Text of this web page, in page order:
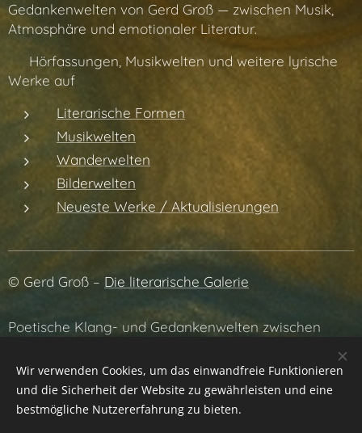
Gedankenwelten von Gerd Groß — zwischen Musik,
Atmosphäre und emotionaler Literatur.
👉 Hörfassungen, Musikwelten und weitere lyrische
Werke auf
Literarische Formen
Musikwelten
Wanderwelten
Bilderwelten
Neueste Werke / Aktualisierungen
© Gerd Groß – Die literarische Galerie
Poetische Klang- und Gedankenwelten zwischen
Wir verwenden Cookies, um das einwandfreie Funktionieren
und die Sicherheit der Website zu gewährleisten und eine
bestmögliche Nutzererfahrung zu bieten.